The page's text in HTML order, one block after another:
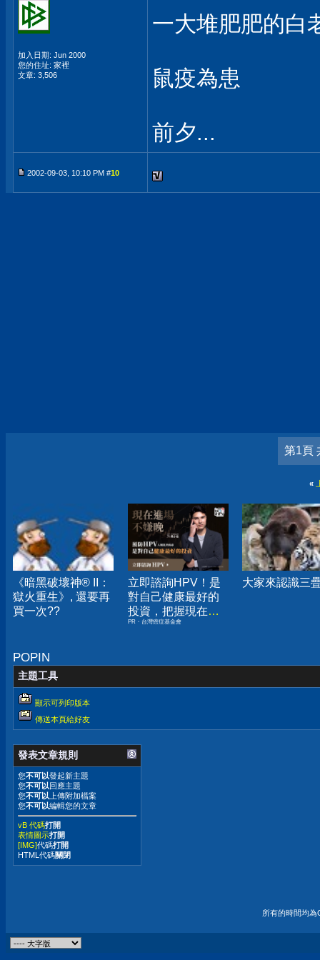
加入日期: Jun 2000
您的住址: 家裡
文章: 3,506
一大堆肥肥的白
鼠疫為患
前夕...
2002-09-03, 10:10 PM #10
第1頁
«
《暗黑破壞神® II：
獄火重生》, 還要再
買一次??
立即諮詢HPV！是
對自己健康最好的
投資，把握現在不
嫌晚！
PR・台灣癌症基金會
大家來認識三
POPIN
主題工具
顯示可列印版本
傳送本頁給好友
發表文章規則
您不可以發起新主題
您不可以回應主題
您不可以 上傳附加檔案
您不可以編輯您的文章
vB 代碼打開
表情圖示打開
[IMG]代碼打開
HTML代碼關閉
所有的時間均為